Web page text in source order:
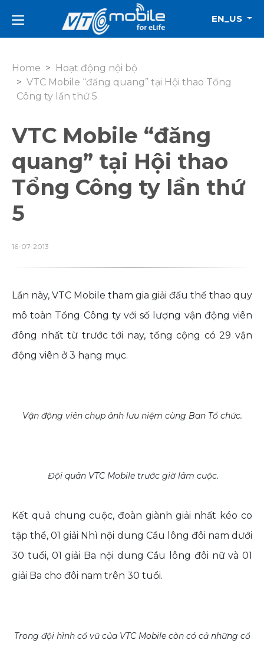
EN_US
Home
Hoạt động nội bộ
VTC Mobile “đăng quang” tại Hội thao Tổng
Công ty lần thứ 5
VTC Mobile “đăng
quang” tại Hội thao
Tổng Công ty lần thứ
5
16-07-2013
Lần này, VTC Mobile tham gia giải đấu thể thao quy
mô toàn Tổng Công ty với số lượng vận động viên
đông nhất từ trước tới nay, tổng cộng có 29 vận
động viên ở 3 hạng mục.
Vận động viên chụp ảnh lưu niệm cùng Ban Tổ chức.
Đội quân VTC Mobile trước giờ lâm cuộc.
Kết quả chung cuộc, đoàn giành giải nhất kéo co
tập thể, 01 giải Nhì nội dung Cầu lông đôi nam dưới
30 tuổi, 01 giải Ba nội dung Cầu lông đôi nữ và 01
giải Ba cho đôi nam trên 30 tuổi.
Trong đội hình cổ vũ của VTC Mobile còn có cả những cổ